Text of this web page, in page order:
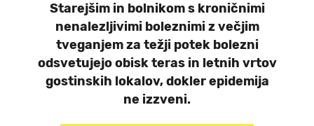
Starejšim in bolnikom s kroničnimi
nenalezljivimi boleznimi z večjim
tveganjem za težji potek bolezni
odsvetujejo obisk teras in letnih vrtov
gostinskih lokalov, dokler epidemija
ne izzveni.